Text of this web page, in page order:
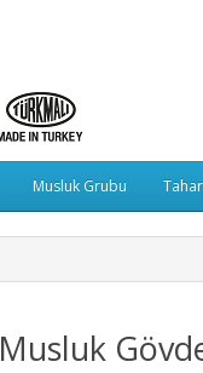
Musluk Grubu
Musluk